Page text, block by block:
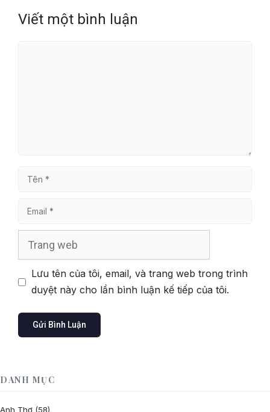
Viết một bình luận
Tên
Email
Lưu tên của tôi, email, và trang web trong trình
duyệt này cho lần bình luận kế tiếp của tôi.
DANH MỤC
Anh Thơ (58)